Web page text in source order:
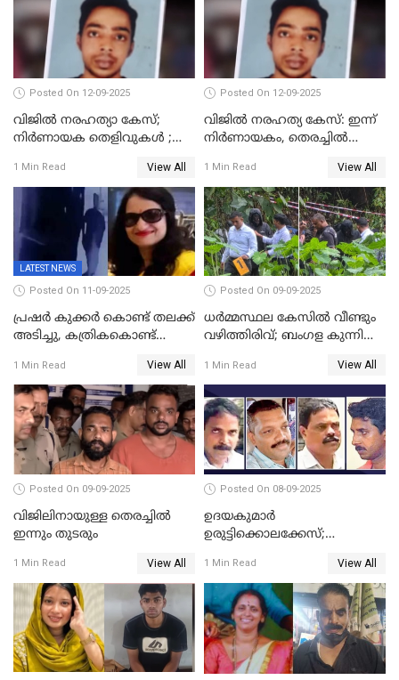
Posted On 12-09-2025
വിജിൽ നരഹത്യാ കേസ്;
നിർണായക തെളിവുകൾ ;
താടിയെല്ലും ലഭിച്ചു
1 Min Read View All
Posted On 12-09-2025
വിജിൽ നരഹത്യ കേസ്: ഇന്ന്
നിർണായകം, തെരച്ചിൽ
1 Min Read View All
LATEST NEWS
Posted On 11-09-2025
പ്രഷർ കുക്കർ കൊണ്ട് തലക്ക്
അടിച്ചു, കത്രികകൊണ്ട്
കൊലപ്പെടുത്തി; 5 പവൻ
സ്വർണ്ണവും ഒരു ലക്ഷം
രൂപയും കാണാതായി
1 Min Read View All
Posted On 09-09-2025
ധർമ്മസ്ഥല കേസിൽ വീണ്ടും
വഴിത്തിരിവ്; ബംഗള കുന്നിൽ
കണ്ടെത്തി
1 Min Read View All
Posted On 09-09-2025
വിജിലിനായുള്ള തെരച്ചിൽ
ഇന്നും തുടരും
1 Min Read View All
Posted On 08-09-2025
ഉദയകുമാര്‍
ഉരുട്ടിക്കൊലക്കേസ്;
സുപ്രീംകോടതിയിലേക്ക്
1 Min Read View All